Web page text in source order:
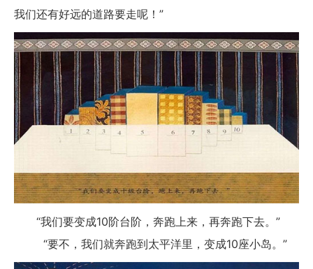
我们还有好远的道路要走呢！”
“我们要变成10阶台阶，奔跑上来，再奔跑下去。”
“要不，我们就奔跑到太平洋里，变成10座小岛。”